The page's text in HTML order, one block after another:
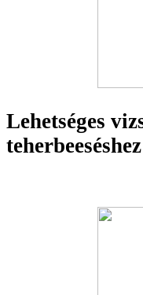
Lehetséges